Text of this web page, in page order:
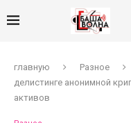
главную Разное
делистинге анонимной
активов